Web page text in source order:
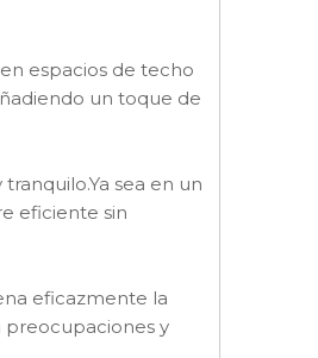
espacios de techo
un toque de
sea en un
eficiente sin
eficazmente la
preocupaciones y